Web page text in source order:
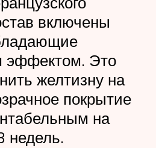
включены
эффектом. Это
желтизну на
покрытие
на
недель.